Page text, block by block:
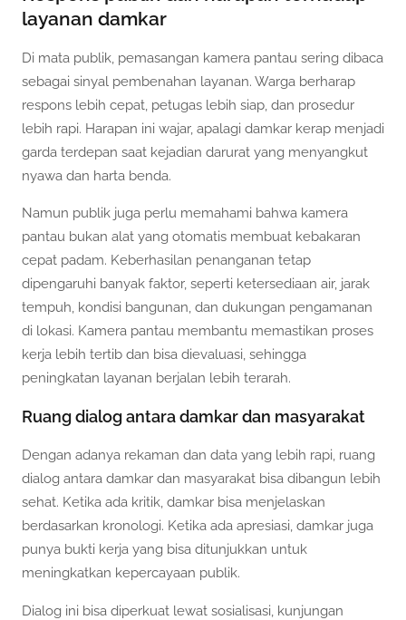
layanan damkar
Di mata publik, pemasangan kamera pantau sering dibaca
sebagai sinyal pembenahan layanan. Warga berharap
respons lebih cepat, petugas lebih siap, dan prosedur
lebih rapi. Harapan ini wajar, apalagi damkar kerap menjadi
garda terdepan saat kejadian darurat yang menyangkut
nyawa dan harta benda.
Namun publik juga perlu memahami bahwa kamera
pantau bukan alat yang otomatis membuat kebakaran
cepat padam. Keberhasilan penanganan tetap
dipengaruhi banyak faktor, seperti ketersediaan air, jarak
tempuh, kondisi bangunan, dan dukungan pengamanan
di lokasi. Kamera pantau membantu memastikan proses
kerja lebih tertib dan bisa dievaluasi, sehingga
peningkatan layanan berjalan lebih terarah.
Ruang dialog antara damkar dan masyarakat
Dengan adanya rekaman dan data yang lebih rapi, ruang
dialog antara damkar dan masyarakat bisa dibangun lebih
sehat. Ketika ada kritik, damkar bisa menjelaskan
berdasarkan kronologi. Ketika ada apresiasi, damkar juga
punya bukti kerja yang bisa ditunjukkan untuk
meningkatkan kepercayaan publik.
Dialog ini bisa diperkuat lewat sosialisasi, kunjungan